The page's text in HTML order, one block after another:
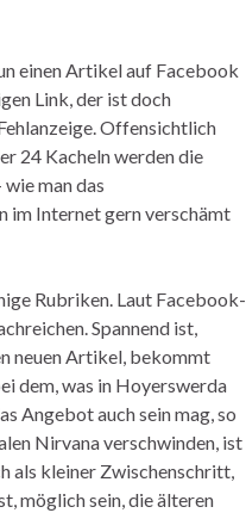
einen Artikel auf Facebook
Link, der ist doch
Offensichtlich
24 Kacheln werden die
man das
im Internet gern verschämt
Rubriken. Laut Facebook-
Spannend ist,
neuen Artikel, bekommt
dem, was in Hoyerswerda
Angebot auch sein mag, so
Nirvana verschwinden, ist
als kleiner Zwischenschritt,
möglich sein, die älteren